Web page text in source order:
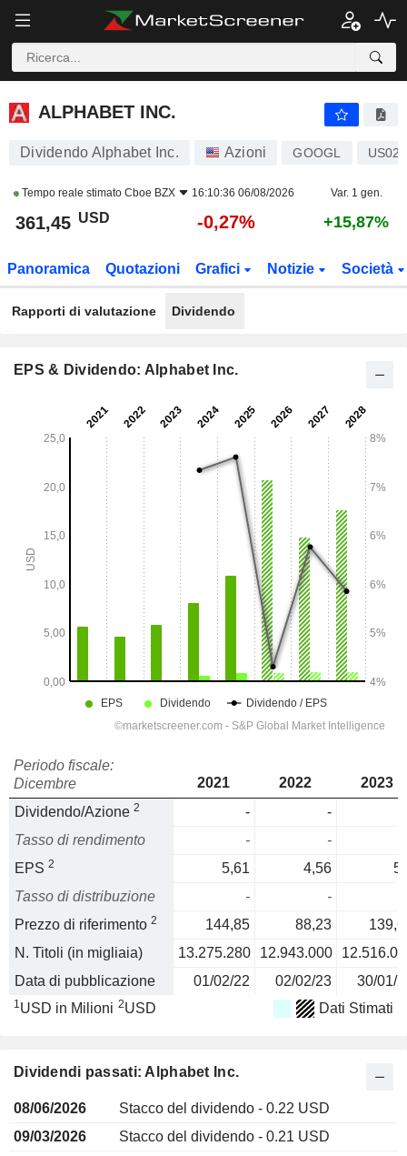
ALPHABET INC.
ALPHABET INC.
Dividendo Alphabet Inc. Azioni GOOGL
Tempo reale stimato Cboe BZX 16:10:36 06/08/2026 Var. 1 gen.
361,45 USD -0,27% +15,87%
Panoramica Quotazioni Grafici Notizie Società
Rapporti di valutazione Dividendo
EPS & Dividendo: Alphabet Inc.
Periodo fiscale:
Dicembre
2021 2022
2023
Dividendo/Azione 2 -
-
Tasso di rendimento
-
-
EPS 2 5,61 4,56
Tasso di distribuzione
-
-
Prezzo di riferimento 2 144,85 88,23
N. Titoli (in migliaia)
13.275.280 12.943.000
Data di pubblicazione
01/02/22 02/02/23 30/01/
1USD in Milioni 2USD Dati Stimati
Dividendi passati: Alphabet Inc.
08/06/2026
Stacco del dividendo - 0.22 USD
09/03/2026
Stacco del dividendo - 0.21 USD